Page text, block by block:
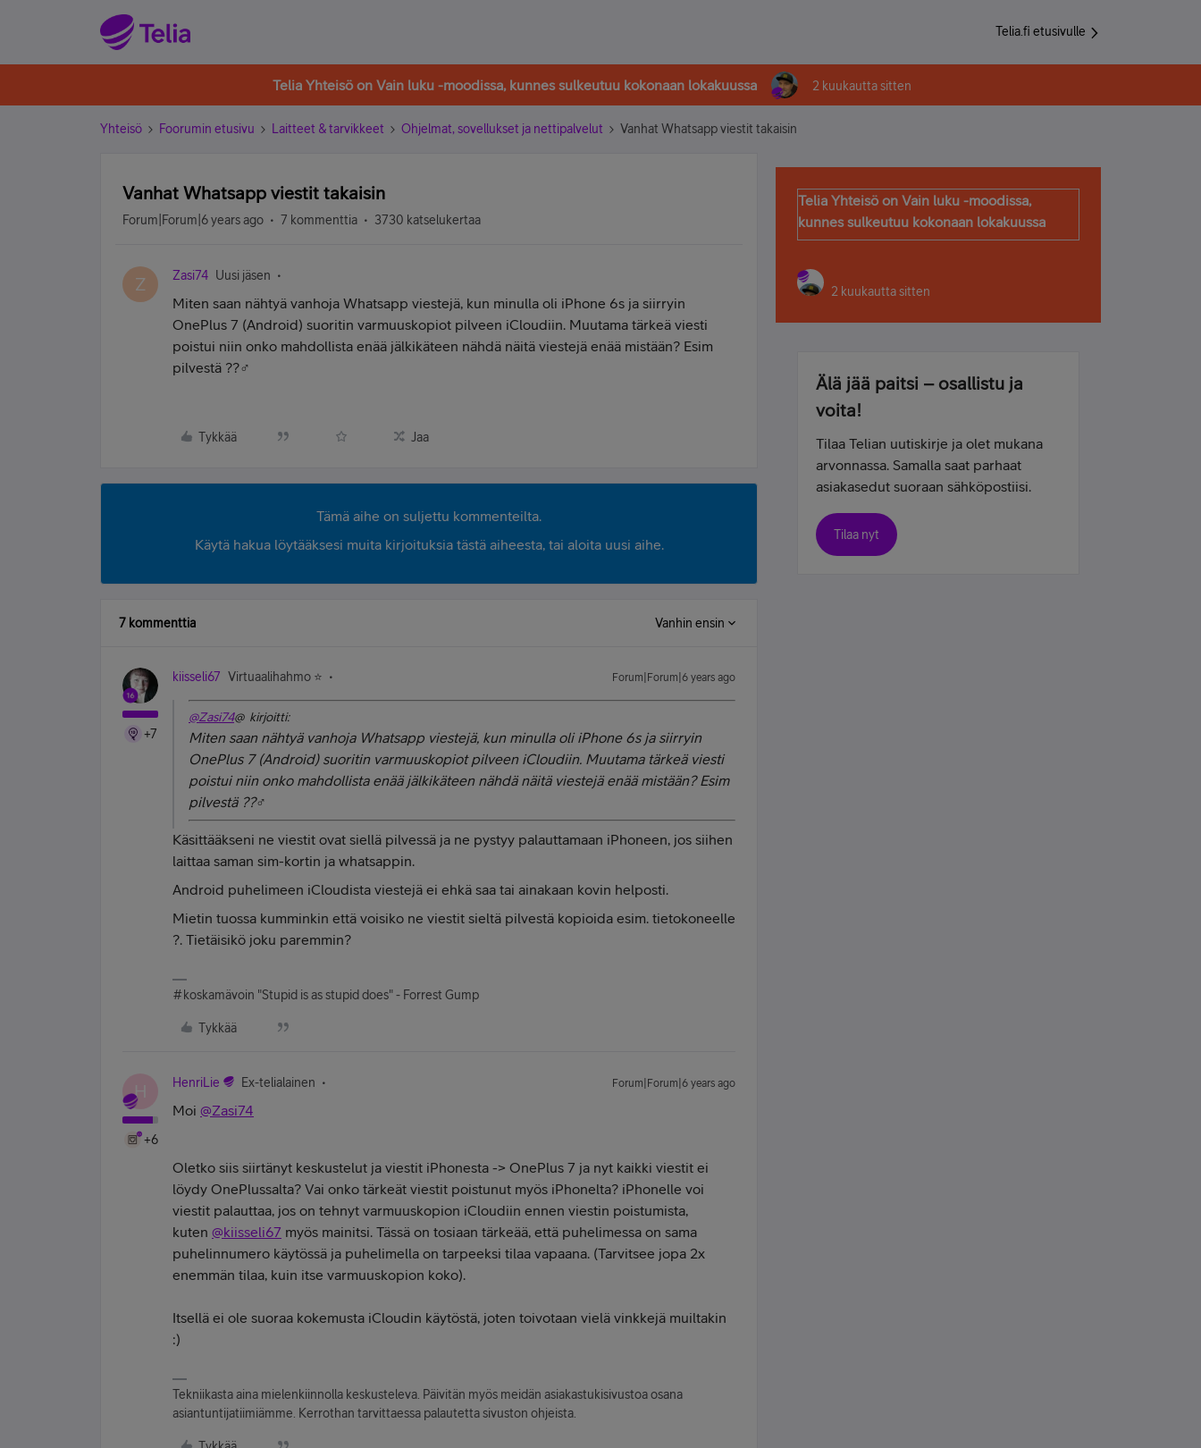
Telia.fi etusivulle
Telia Yhteisö on Vain luku -moodissa, kunnes sulkeutuu kokonaan lokakuussa 2 kuukautta sitten
Yhteisö Foorumin etusivu Laitteet & tarvikkeet Ohjelmat, sovellukset ja nettipalvelut Vanhat Whatsapp viestit takaisin
Vanhat Whatsapp viestit takaisin
Forum|Forum|6 years ago 7 kommenttia 3730 katselukertaa
Z Zasi74 Uusi jäsen
Miten saan nähtyä vanhoja Whatsapp viestejä, kun minulla oli iPhone 6s ja siirryin
OnePlus 7 (Android) suoritin varmuuskopiot pilveen iCloudiin. Muutama tärkeä viesti
poistui niin onko mahdollista enää jälkikäteen nähdä näitä viestejä enää mistään? Esim
pilvestä ??‍♂️
Tykkää Jaa
Tämä aihe on suljettu kommenteilta.
Käytä hakua löytääksesi muita kirjoituksia tästä aiheesta, tai aloita uusi aihe.
7 kommenttia Vanhin ensin
+7
kiisseli67 Virtuaalihahmo ⭐️ Forum|Forum|6 years ago
@Zasi74@ kirjoitti:
Miten saan nähtyä vanhoja Whatsapp viestejä, kun minulla oli iPhone 6s ja siirryin
OnePlus 7 (Android) suoritin varmuuskopiot pilveen iCloudiin. Muutama tärkeä viesti
poistui niin onko mahdollista enää jälkikäteen nähdä näitä viestejä enää mistään? Esim
pilvestä ??‍♂️
Käsittääkseni ne viestit ovat siellä pilvessä ja ne pystyy palauttamaan iPhoneen, jos siihen
laittaa saman sim-kortin ja whatsappin.
Android puhelimeen iCloudista viestejä ei ehkä saa tai ainakaan kovin helposti.
Mietin tuossa kumminkin että voisiko ne viestit sieltä pilvestä kopioida esim. tietokoneelle
?. Tietäisikö joku paremmin?
#koskamävoin "Stupid is as stupid does" - Forrest Gump
Tykkää
H
+6
HenriLie Ex-telialainen Forum|Forum|6 years ago
Moi @Zasi74
Oletko siis siirtänyt keskustelut ja viestit iPhonesta -> OnePlus 7 ja nyt kaikki viestit ei
löydy OnePlussalta? Vai onko tärkeät viestit poistunut myös iPhonelta? iPhonelle voi
viestit palauttaa, jos on tehnyt varmuuskopion iCloudiin ennen viestin poistumista,
kuten @kiisseli67 myös mainitsi. Tässä on tosiaan tärkeää, että puhelimessa on sama
puhelinnumero käytössä ja puhelimella on tarpeeksi tilaa vapaana. (Tarvitsee jopa 2x
enemmän tilaa, kuin itse varmuuskopion koko).
Itsellä ei ole suoraa kokemusta iCloudin käytöstä, joten toivotaan vielä vinkkejä muiltakin
:)
Tekniikasta aina mielenkiinnolla keskusteleva. Päivitän myös meidän asiakastukisivustoa osana
asiantuntijatiimiämme. Kerrothan tarvittaessa palautetta sivuston ohjeista.
Telia Yhteisö on Vain luku -moodissa,
kunnes sulkeutuu kokonaan lokakuussa
2 kuukautta sitten
Älä jää paitsi – osallistu ja
voita!
Tilaa Telian uutiskirje ja olet mukana
arvonnassa. Samalla saat parhaat
asiakasedut suoraan sähköpostiisi.
Tilaa nyt